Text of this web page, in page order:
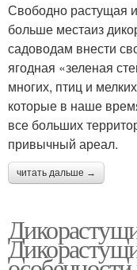
Свободно растущая
больше местаиз
садоводам внести
ягодная «зеленая
многих, птиц и
которые в наше
все больших
привычный ареал.
читать дальше →